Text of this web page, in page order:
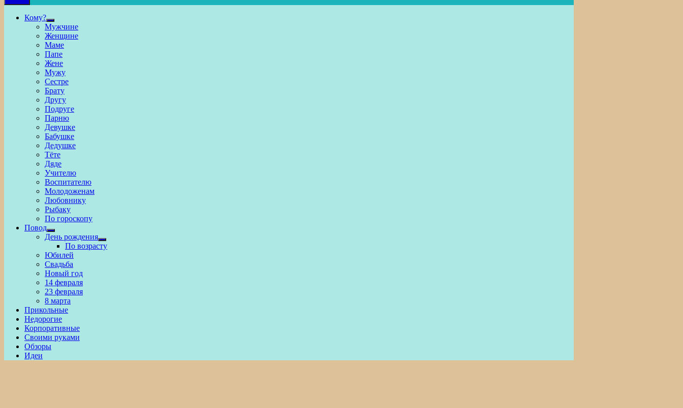
Кому?
Show
sub
menu
Мужчине
Женщине
Маме
Папе
Жене
Мужу
Сестре
Брату
Другу
Подруге
Парню
Девушке
Бабушке
Дедушке
Тёте
Дяде
Учителю
Воспитателю
Молодоженам
Любовнику
Рыбаку
По гороскопу
Повод
Show
sub
menu
День рождения
Show
sub
По возрасту
Юбилей
Свадьба
Новый год
14 февраля
23 февраля
8 марта
Прикольные
Недорогие
Корпоративные
Своими руками
Обзоры
Идеи